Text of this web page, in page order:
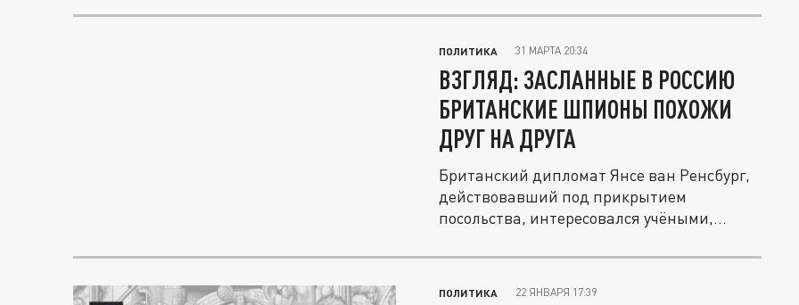
ПОЛИТИКА 31 МАРТА 20:34
ВЗГЛЯД: ЗАСЛАННЫЕ В РОССИЮ
БРИТАНСКИЕ ШПИОНЫ ПОХОЖИ
ДРУГ НА ДРУГА
Британский дипломат Янсе ван Ренсбург,
действовавший под прикрытием
посольства, интересовался учёными,...
ПОЛИТИКА 22 ЯНВАРЯ 17:39